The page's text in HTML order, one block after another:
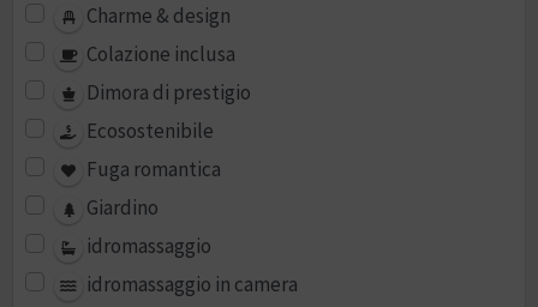
Charme & design
Colazione inclusa
Dimora di prestigio
Ecosostenibile
Fuga romantica
Giardino
idromassaggio
idromassaggio in camera